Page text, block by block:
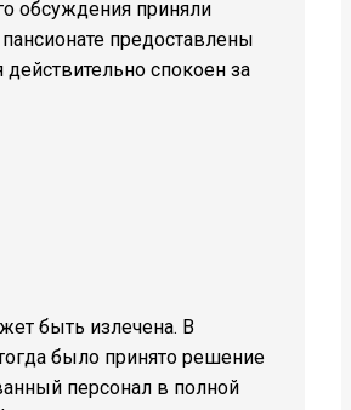
обсуждения приняли
предоставлены
спокоен за
быть излечена. В
было принято решение
персонал в полной